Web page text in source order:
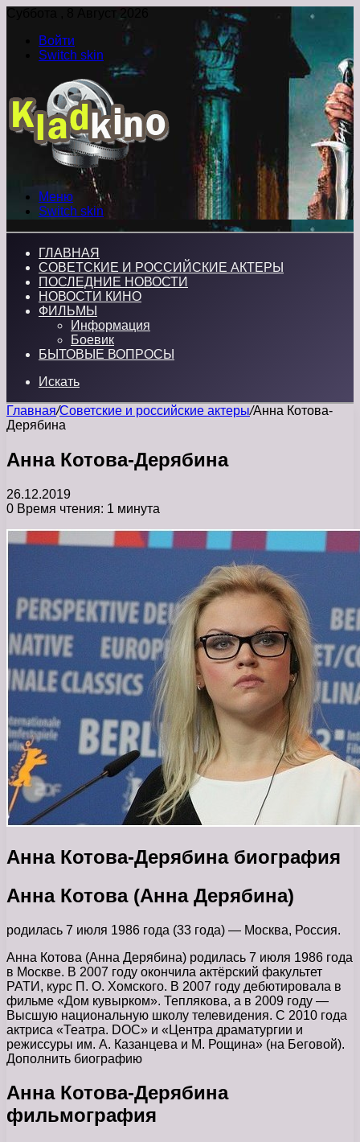
Суббота , 8 Август 2026
Войти
Switch skin
Меню
Switch skin
ГЛАВНАЯ
СОВЕТСКИЕ И РОССИЙСКИЕ АКТЕРЫ
ПОСЛЕДНИЕ НОВОСТИ
НОВОСТИ КИНО
ФИЛЬМЫ
Информация
Боевик
БЫТОВЫЕ ВОПРОСЫ
Искать
Главная/Советские и российские актеры/Анна Котова-
Дерябина
Анна Котова-Дерябина
26.12.2019
0 Время чтения: 1 минута
Анна Котова-Дерябина биография
Анна Котова (Анна Дерябина)
родилась 7 июля 1986 года (33 года) — Москва, Россия.
Анна Котова (Анна Дерябина) родилась 7 июля 1986 года
в Москве. В 2007 году окончила актёрский факультет
РАТИ, курс П. О. Хомского. В 2007 году дебютировала в
фильме «Дом кувырком». Теплякова, а в 2009 году —
Высшую национальную школу телевидения. С 2010 года
актриса «Театра. DOC» и «Центра драматургии и
режиссуры им. А. Казанцева и М. Рощина» (на Беговой).
Дополнить биографию
Анна Котова-Дерябина
фильмография